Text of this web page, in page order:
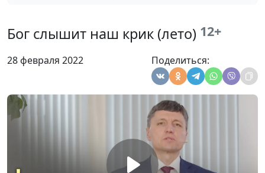
Бог слышит наш крик (лето) 12+
28 февраля 2022 Поделиться:
Когда случаются
несчастья (весна)
Михаил Севастьянов,
священнослужитель
Настоящая вера
Алексей Дедов,
священнослужитель
#284
Настоящая вера (лето)
Алексей Дедов,
священнослужитель
Настоящая вера (зима)
Алексей Дедов,
священнослужитель